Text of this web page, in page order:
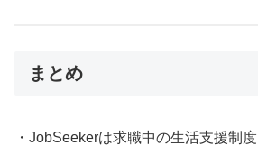
まとめ
・JobSeekerは求職中の生活支援制度